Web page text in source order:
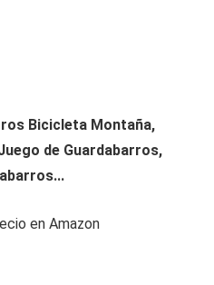
Bicicleta Montaña,
de Guardabarros,
en Amazon